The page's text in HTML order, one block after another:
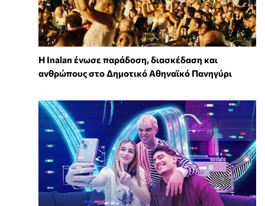
Η Inalan ένωσε παράδοση, διασκέδαση και
ανθρώπους στο Δημοτικό Αθηναϊκό Πανηγύρι